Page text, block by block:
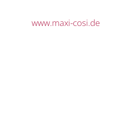
www.maxi-cosi.de